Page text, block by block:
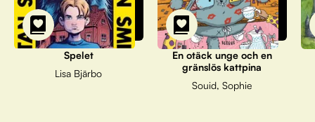
Spelet
Lisa Bjärbo
En otäck unge och en
gränslös kattpina
Souid, Sophie